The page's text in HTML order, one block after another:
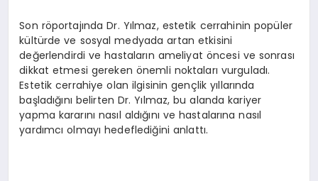
Son röportajında Dr. Yılmaz, estetik cerrahinin popüler
kültürde ve sosyal medyada artan etkisini
değerlendirdi ve hastaların ameliyat öncesi ve sonrası
dikkat etmesi gereken önemli noktaları vurguladı.
Estetik cerrahiye olan ilgisinin gençlik yıllarında
başladığını belirten Dr. Yılmaz, bu alanda kariyer
yapma kararını nasıl aldığını ve hastalarına nasıl
yardımcı olmayı hedeflediğini anlattı.